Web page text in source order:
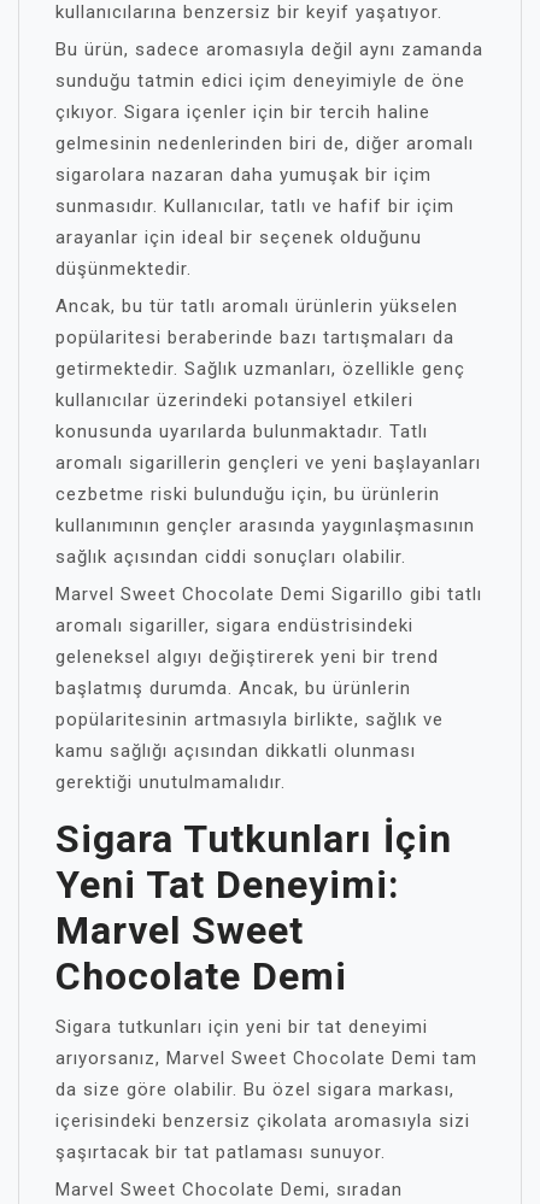
kullanıcılarına benzersiz bir keyif yaşatıyor.
Bu ürün, sadece aromasıyla değil aynı zamanda
sunduğu tatmin edici içim deneyimiyle de öne
çıkıyor. Sigara içenler için bir tercih haline
gelmesinin nedenlerinden biri de, diğer aromalı
sigarolara nazaran daha yumuşak bir içim
sunmasıdır. Kullanıcılar, tatlı ve hafif bir içim
arayanlar için ideal bir seçenek olduğunu
düşünmektedir.
Ancak, bu tür tatlı aromalı ürünlerin yükselen
popülaritesi beraberinde bazı tartışmaları da
getirmektedir. Sağlık uzmanları, özellikle genç
kullanıcılar üzerindeki potansiyel etkileri
konusunda uyarılarda bulunmaktadır. Tatlı
aromalı sigarillerin gençleri ve yeni başlayanları
cezbetme riski bulunduğu için, bu ürünlerin
kullanımının gençler arasında yaygınlaşmasının
sağlık açısından ciddi sonuçları olabilir.
Marvel Sweet Chocolate Demi Sigarillo gibi tatlı
aromalı sigariller, sigara endüstrisindeki
geleneksel algıyı değiştirerek yeni bir trend
başlatmış durumda. Ancak, bu ürünlerin
popülaritesinin artmasıyla birlikte, sağlık ve
kamu sağlığı açısından dikkatli olunması
gerektiği unutulmamalıdır.
Sigara Tutkunları İçin
Yeni Tat Deneyimi:
Marvel Sweet
Chocolate Demi
Sigara tutkunları için yeni bir tat deneyimi
arıyorsanız, Marvel Sweet Chocolate Demi tam
da size göre olabilir. Bu özel sigara markası,
içerisindeki benzersiz çikolata aromasıyla sizi
şaşırtacak bir tat patlaması sunuyor.
Marvel Sweet Chocolate Demi, sıradan